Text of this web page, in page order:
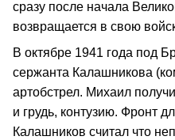
сразу после начала
возвращается в свою
В октябре 1941 года под
сержанта Калашникова
артобстрел. Михаил
и грудь, контузию. Фронт
Калашников считал что